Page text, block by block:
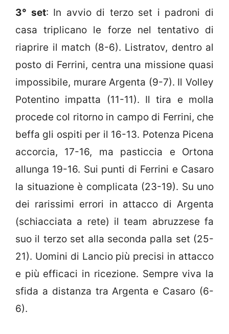
3° set: In avvio di terzo set i padroni di
casa triplicano le forze nel tentativo di
riaprire il match (8-6). Listratov, dentro al
posto di Ferrini, centra una missione quasi
impossibile, murare Argenta (9-7). Il Volley
Potentino impatta (11-11). Il tira e molla
procede col ritorno in campo di Ferrini, che
beffa gli ospiti per il 16-13. Potenza Picena
accorcia, 17-16, ma pasticcia e Ortona
allunga 19-16. Sui punti di Ferrini e Casaro
la situazione è complicata (23-19). Su uno
dei rarissimi errori in attacco di Argenta
(schiacciata a rete) il team abruzzese fa
suo il terzo set alla seconda palla set (25-
21). Uomini di Lancio più precisi in attacco
e più efficaci in ricezione. Sempre viva la
sfida a distanza tra Argenta e Casaro (6-
6).